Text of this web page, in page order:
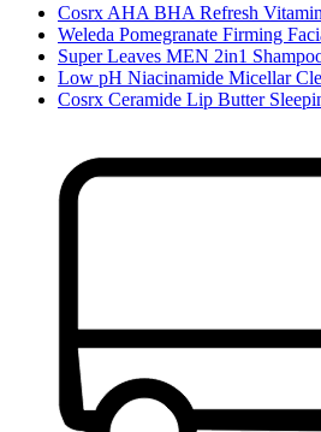
Cosrx AHA BHA Refresh
Weleda Pomegranate Firming
Super Leaves MEN 2in1
Low pH Niacinamide Micellar
Cosrx Ceramide Lip Butter